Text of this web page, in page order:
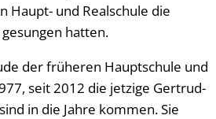
Haupt- und Realschule die
hatten.
der früheren Hauptschule und
seit 2012 die jetzige Gertrud-
in die Jahre kommen. Sie